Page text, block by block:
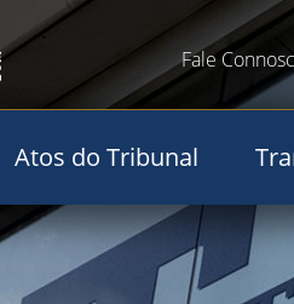
Fale
Atos do Tribunal